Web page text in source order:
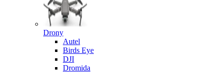
Drony
Autel
Birds Eye
DJI
Dromida